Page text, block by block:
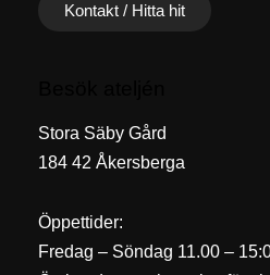
Kontakt / Hitta hit
Stora Säby Gård
184 42 Åkersberga
Öppettider:
Fredag – Söndag 11.00 –